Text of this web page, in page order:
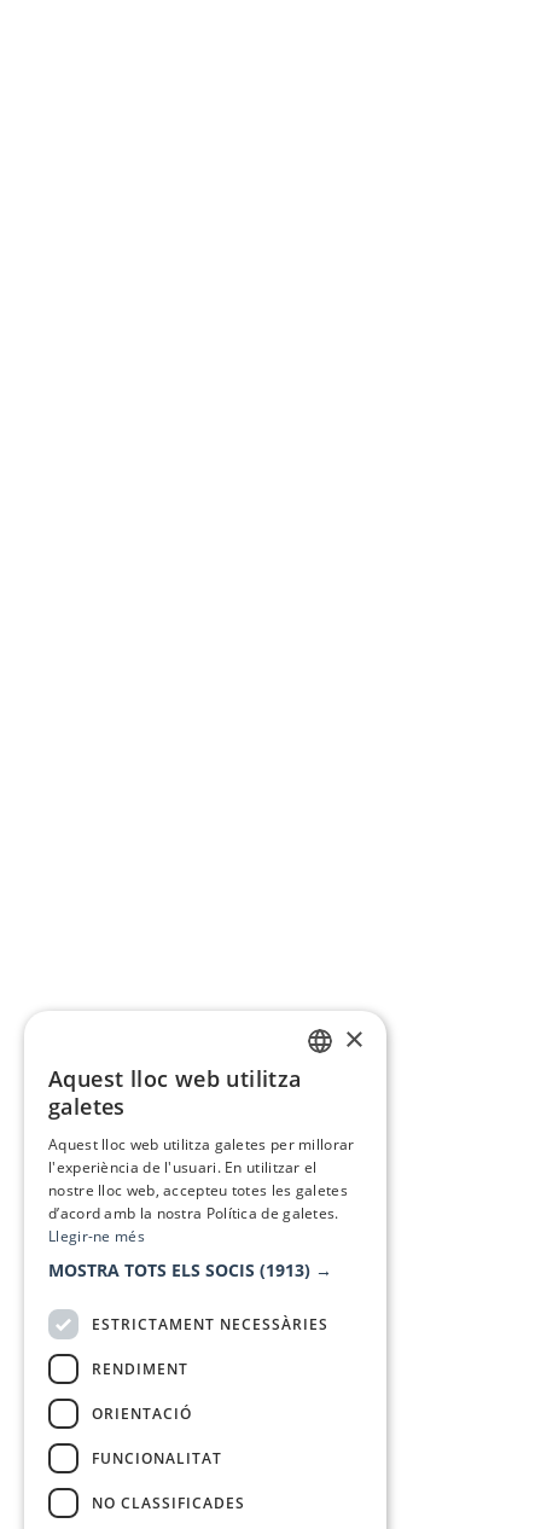
×
Aquest lloc web utilitza
galetes
Aquest lloc web utilitza galetes per millorar
l'experiència de l'usuari. En utilitzar el
nostre lloc web, accepteu totes les galetes
d’acord amb la nostra Política de galetes.
Llegir-ne més
MOSTRA TOTS ELS SOCIS (1913) →
ESTRICTAMENT NECESSÀRIES
RENDIMENT
ORIENTACIÓ
FUNCIONALITAT
NO CLASSIFICADES